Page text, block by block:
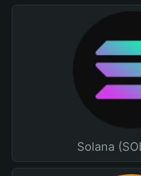
Solana